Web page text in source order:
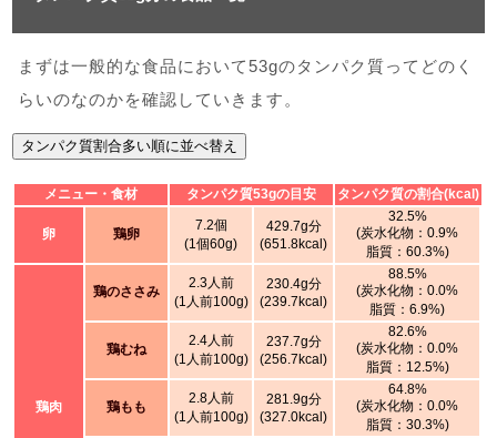
まずは一般的な食品において53gのタンパク質ってどのく
らいのなのかを確認していきます。
タンパク質割合多い順に並べ替え
メニュー・食材 タンパク質53gの目安 タンパク質の割合(kcal)
卵 鶏卵
7.2個
(1個60g)
429.7g分
(651.8kcal)
32.5%
(炭水化物：0.9%
脂質：60.3%)
鶏肉
鶏のささみ
2.3人前
(1人前100g)
230.4g分
(239.7kcal)
88.5%
(炭水化物：0.0%
脂質：6.9%)
鶏むね
2.4人前
(1人前100g)
237.7g分
(256.7kcal)
82.6%
(炭水化物：0.0%
脂質：12.5%)
鶏もも
2.8人前
(1人前100g)
281.9g分
(327.0kcal)
64.8%
(炭水化物：0.0%
脂質：30.3%)